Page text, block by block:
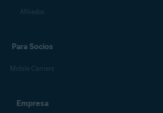
Afiliados
Para Socios
Mobile Carriers
Empresa